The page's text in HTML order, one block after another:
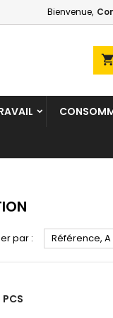
Bienvenue,
shopping_cart
par : Référence, A
PCS